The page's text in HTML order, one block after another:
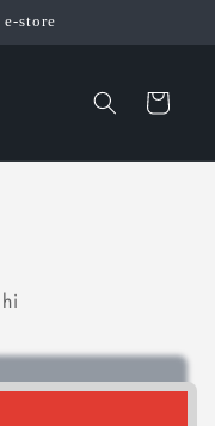
store
Carrello